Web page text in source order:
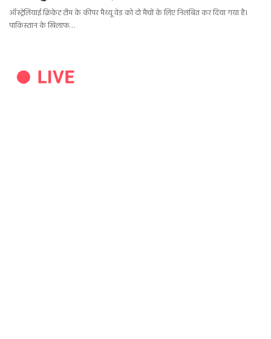
ऑस्ट्रेलियाई क्रिकेट टीम के कीपर मैथ्यू वेड को दो मैचों के लिए निलंबित कर दिया गया है।
पाकिस्तान के खिलाफ…